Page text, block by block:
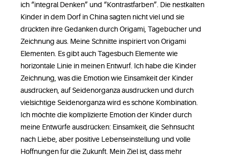
ich “integral Denken” und “Kontrastfarben”. Die nestkalten
Kinder in dem Dorf in China sagten nicht viel und sie
drückten ihre Gedanken durch Origami, Tagebücher und
Zeichnung aus. Meine Schnitte inspiriert von Origami
Elementen. Es gibt auch Tagesbuch Elemente wie
horizontale Linie in meinen Entwurf. Ich habe die Kinder
Zeichnung, was die Emotion wie Einsamkeit der Kinder
ausdrücken, auf Seidenorganza ausdrucken und durch
vielsichtige Seidenorganza wird es schöne Kombination.
Ich möchte die komplizierte Emotion der Kinder durch
meine Entwürfe ausdrücken: Einsamkeit, die Sehnsucht
nach Liebe, aber positive Lebenseinstellung und volle
Hoffnungen für die Zukunft. Mein Ziel ist, dass mehr